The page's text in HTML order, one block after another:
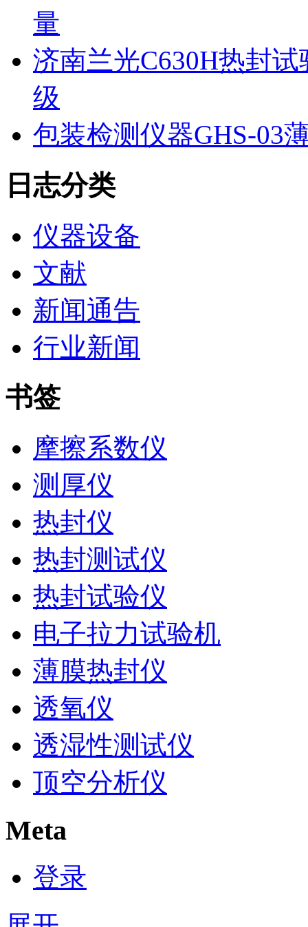
量
济南兰光C630H热封
级
包装检测仪器GHS-03
日志分类
仪器设备
文献
新闻通告
行业新闻
书签
摩擦系数仪
测厚仪
热封仪
热封测试仪
热封试验仪
电子拉力试验机
薄膜热封仪
透氧仪
透湿性测试仪
顶空分析仪
Meta
登录